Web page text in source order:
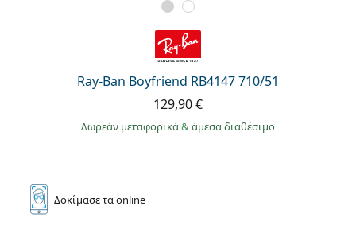
Ray-Ban Boyfriend RB4147 710/51
129,90 €
Δωρεάν μεταφορικά& άμεσα διαθέσιμο
Δοκίμασετα online